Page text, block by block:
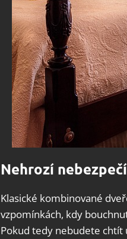
Nehrozí
Klasické kombinované
vzpomínkách, kdy
Pokud tedy nebudete